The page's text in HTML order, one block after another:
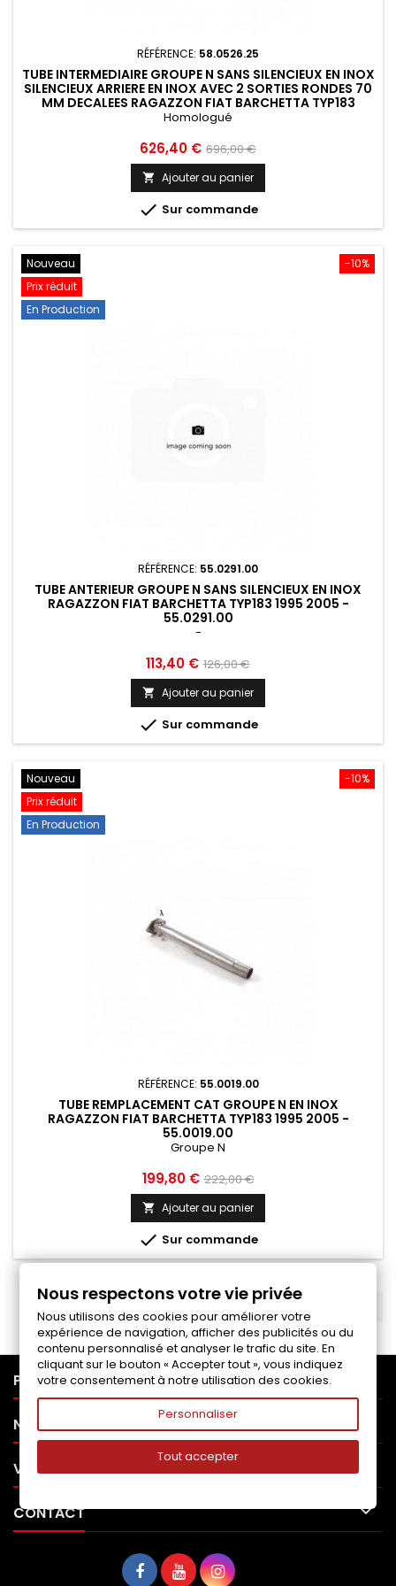
RÉFÉRENCE: 58.0526.25
TUBE INTERMEDIAIRE GROUPE N SANS SILENCIEUX EN INOX
SILENCIEUX ARRIERE EN INOX AVEC 2 SORTIES RONDES 70
MM DECALEES RAGAZZON FIAT BARCHETTA TYP183
1995...
Homologué
Prix
626,40 € Prix
de
base
696,00 €
 Ajouter au panier
 Sur commande
-10%
Nouveau
Prix réduit
En Production
RÉFÉRENCE: 55.0291.00
TUBE ANTERIEUR GROUPE N SANS SILENCIEUX EN INOX
RAGAZZON FIAT BARCHETTA TYP183 1995 2005 -
55.0291.00
-
Prix
113,40 € Prix
de
base
126,00 €
 Ajouter au panier
 Sur commande
-10%
Nouveau
Prix réduit
En Production
RÉFÉRENCE: 55.0019.00
TUBE REMPLACEMENT CAT GROUPE N EN INOX
RAGAZZON FIAT BARCHETTA TYP183 1995 2005 -
55.0019.00
Groupe N
Prix
199,80 € Prix
de
base
222,00 €
 Ajouter au panier
 Sur commande
PRODUITS
NOTRE SOCIÉTÉ
VOTRE COMPTE 
CONTACT 
Nous respectons votre vie privée
Nous utilisons des cookies pour améliorer votre
expérience de navigation, afficher des publicités ou du
contenu personnalisé et analyser le trafic du site. En
cliquant sur le bouton « Accepter tout », vous indiquez
votre consentement à notre utilisation des cookies.
Personnaliser
Tout accepter